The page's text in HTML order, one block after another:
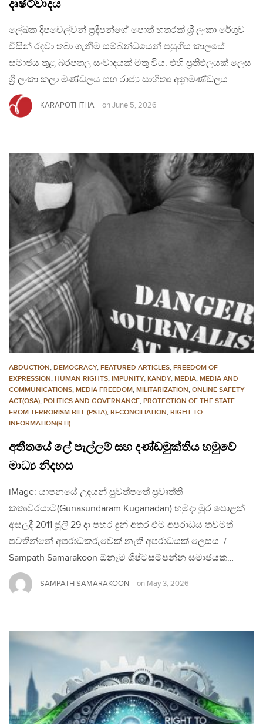
දෘෂ්ටිවාදය
ලේඛක දීපචෙල්වන් ප්‍රදීපන්ගේ පොත් හතරක් ශ්‍රී ලංකා රේගුව
විසින් රඳවා තබා ගැනීම සම්බන්ධයෙන් පසුගිය කාලයේ
සමාජය තුළ බරපතල සංවාදයක් මතු විය. එහි ප්‍රතිඵලයක් ලෙස
ශ්‍රී ලංකා කලා මණ්ඩලය සහ රාජ්‍ය සාහිත්‍ය අනුමණ්ඩලය…
KARAPOTHTHA on June 5, 2026
ABDUCTION, DEMOCRACY, FEATURED ARTICLES, FREEDOM OF
EXPRESSION, HUMAN RIGHTS, IMPUNITY, KANDY, MEDIA, MEDIA AND
COMMUNICATIONS, MEDIA FREEDOM, MILITARIZATION, ONLINE SAFETY
ACT(OSA), POLITICS AND GOVERNANCE, PROTECTION OF THE STATE
FROM TERRORISM BILL (PSTA), RECONCILIATION, RIGHT TO
INFORMATION(RTI)
අතීතයේ ලේ පැල්ලම් සහ දණ්ඩමුක්තිය හමුවේ
මාධ්‍ය නිදහස
iMage: යාපනයේ උදයන් පුවත්පතේ ප්‍රවෘත්ති
කතෘවරයාට(Gunasundaram Kuganadan) හමුදා මුර පොළක්
අසලදී 2011 ජූලි 29 දා පහර දුන් අතර එම අපරාධය තවමත්
පවතින්නේ අපරාධකරුවෙක් නැති අපරාධයක් ලෙසය. /
Sampath Samarakoon ඕනෑම ශිෂ්ටසම්පන්න සමාජයක…
SAMPATH SAMARAKOON on May 3, 2026